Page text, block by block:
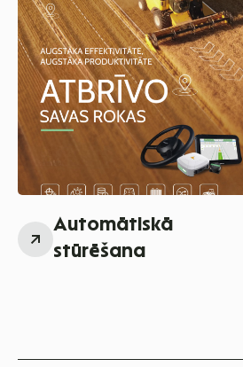
Automātiskā
stūrēšana